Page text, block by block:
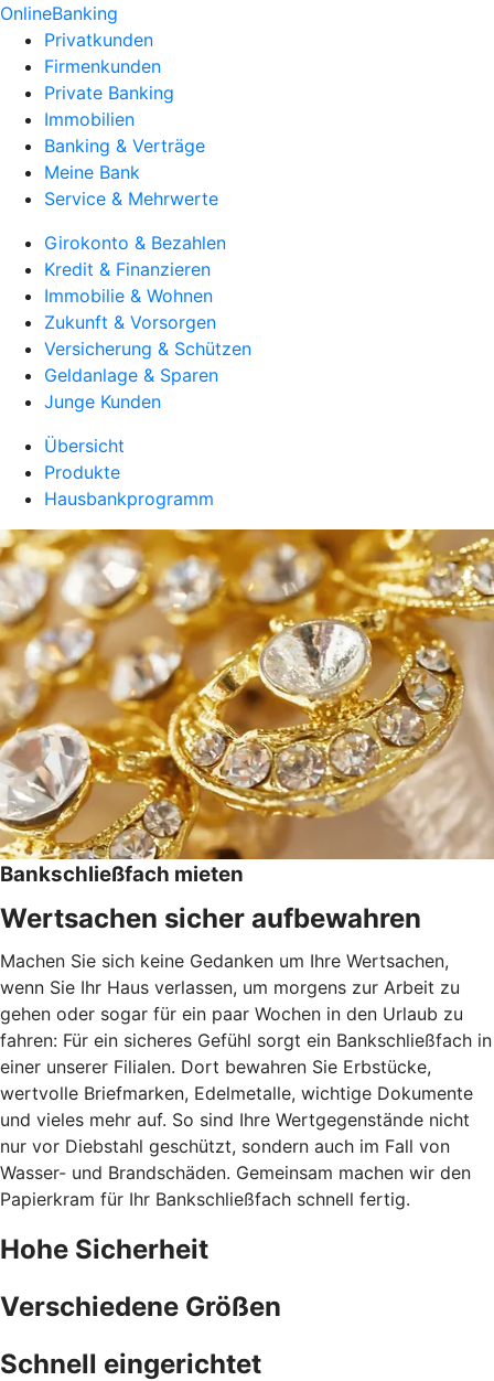
OnlineBanking
Privatkunden
Firmenkunden
Private Banking
Immobilien
Banking & Verträge
Meine Bank
Service & Mehrwerte
Girokonto & Bezahlen
Kredit & Finanzieren
Immobilie & Wohnen
Zukunft & Vorsorgen
Versicherung & Schützen
Geldanlage & Sparen
Junge Kunden
Übersicht
Produkte
Hausbankprogramm
Bankschließfach mieten
Wertsachen sicher aufbewahren
Machen Sie sich keine Gedanken um Ihre Wertsachen,
wenn Sie Ihr Haus verlassen, um morgens zur Arbeit zu
gehen oder sogar für ein paar Wochen in den Urlaub zu
fahren: Für ein sicheres Gefühl sorgt ein Bankschließfach in
einer unserer Filialen. Dort bewahren Sie Erbstücke,
wertvolle Briefmarken, Edelmetalle, wichtige Dokumente
und vieles mehr auf. So sind Ihre Wertgegenstände nicht
nur vor Diebstahl geschützt, sondern auch im Fall von
Wasser- und Brandschäden. Gemeinsam machen wir den
Papierkram für Ihr Bankschließfach schnell fertig.
Hohe Sicherheit
Verschiedene Größen
Schnell eingerichtet